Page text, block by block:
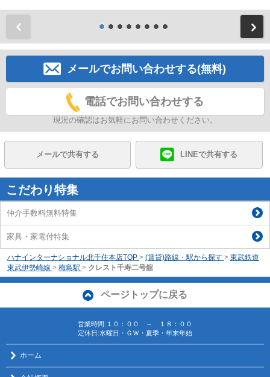
メールでお問い合わせする(無料)
電話でお問い合わせする
現況の確認はお気軽にお問い合わせください。
メールで共有する LINEで共有する
こだわり特集
仲介手数料無料特集
家具・家電付特集
ハナインターナショナル北千住本店TOP > (賃貸)路線・駅から探す > 東武鉄道
東武伊勢崎線 > 梅島駅 > クレスト千寿二号舘
ページトップに戻る
営業時間:１０：００ ～ １８：００
定休日:水曜日・ＧＷ・夏季・年末年始
ホーム